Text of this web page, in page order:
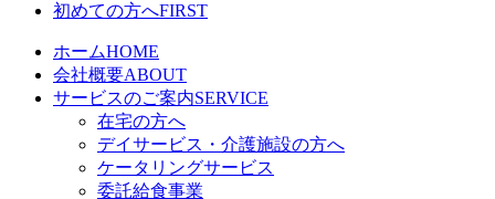
初めての方へFIRST
ホームHOME
会社概要ABOUT
サービスのご案内SERVICE
在宅の方へ
デイサービス・介護施設の方へ
ケータリングサービス
委託給食事業